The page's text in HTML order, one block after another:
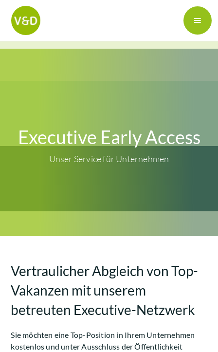
Executive Early Access
Unser Service für Unternehmen
Vertraulicher Abgleich von Top-
Vakanzen mit unserem
betreuten Executive-Netzwerk
Sie möchten eine Top-Position in Ihrem Unternehmen
kostenlos und unter Ausschluss der Öffentlichkeit